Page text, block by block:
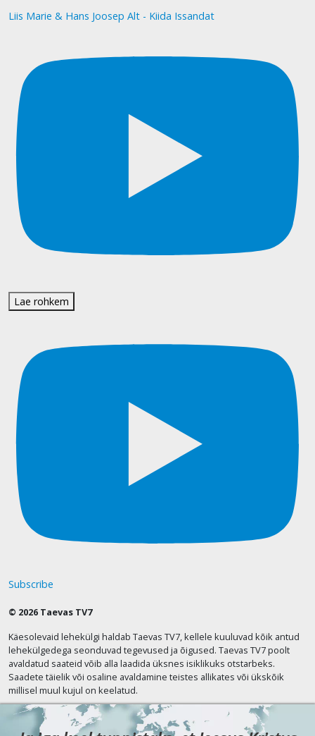
Liis Marie & Hans Joosep Alt - Kiida Issandat
Lae rohkem
Subscribe
© 2026 Taevas TV7
Käesolevaid lehekülgi haldab Taevas TV7, kellele kuuluvad kõik antud
lehekülgedega seonduvad tegevused ja õigused. Taevas TV7 poolt
avaldatud saateid võib alla laadida üksnes isiklikuks otstarbeks.
Saadete täielik või osaline avaldamine teistes allikates või ükskõik
millisel muul kujul on keelatud.